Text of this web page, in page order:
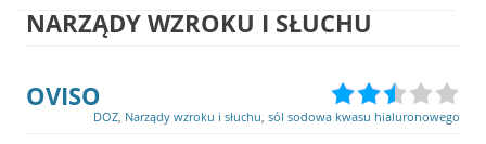
NARZĄDY WZROKU I SŁUCHU
OVISO
DOZ Narządy wzroku i słuchu sól sodowa kwasu hialuronowego